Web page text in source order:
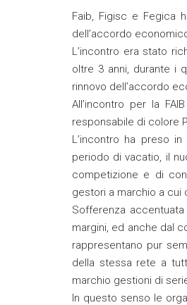
Faib, Figisc e Fegica
dell’accordo
L’incontro era stato
oltre 3 anni, durante i
rinnovo dell’accordo
All’incontro per la
responsabile di colore
L’incontro ha preso
periodo di vacatio, il
competizione e di
gestori a marchio a cui
Sofferenza
margini, ed anche dal
rappresentano pur
della stessa rete a
marchio gestioni di
In questo senso le